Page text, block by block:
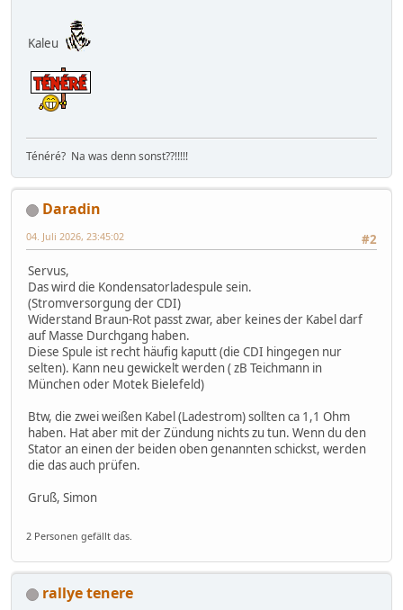
Kaleu
Ténéré? Na was denn sonst??!!!!!
Daradin
#2
04. Juli 2026, 23:45:02
Servus,
Das wird die Kondensatorladespule sein.
(Stromversorgung der CDI)
Widerstand Braun-Rot passt zwar, aber keines der Kabel darf
auf Masse Durchgang haben.
Diese Spule ist recht häufig kaputt (die CDI hingegen nur
selten). Kann neu gewickelt werden ( zB Teichmann in
München oder Motek Bielefeld)
Btw, die zwei weißen Kabel (Ladestrom) sollten ca 1,1 Ohm
haben. Hat aber mit der Zündung nichts zu tun. Wenn du den
Stator an einen der beiden oben genannten schickst, werden
die das auch prüfen.
Gruß, Simon
2 Personen gefällt das.
rallye tenere